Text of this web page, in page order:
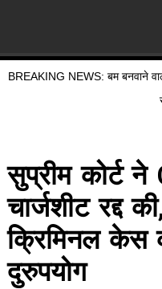
BREAKING NEWS: बम बनवाने
सुप्रीम कोर्ट
चार्जशीट रद्द
क्रिमिनल केस
दुरुपयोग